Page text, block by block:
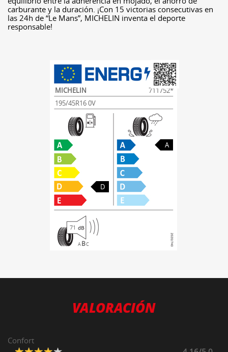
carburante y la duración. ¡Con 15 victorias consecutivas en
las 24h de “Le Mans”, MICHELIN inventa el deporte
responsable!
MICHELIN
711752*
195/45R16 0V
D
A
71
A BC
VALORACIÓN
Confort